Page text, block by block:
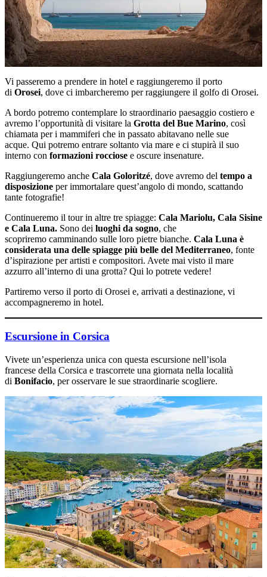
Vi passeremo a prendere in hotel e raggiungeremo il porto
di Orosei, dove ci imbarcheremo per raggiungere il golfo di Orosei.
A bordo potremo contemplare lo straordinario paesaggio costiero e
avremo l’opportunità di visitare la Grotta del Bue Marino, così
chiamata per i mammiferi che in passato abitavano nelle sue
acque. Qui potremo entrare soltanto via mare e ci stupirà il suo
interno con formazioni rocciose e oscure insenature.
Raggiungeremo anche Cala Goloritzé, dove avremo del tempo a
disposizione per immortalare quest’angolo di mondo, scattando
tante fotografie!
Continueremo il tour in altre tre spiagge: Cala Mariolu, Cala Sisine
e Cala Luna. Sono dei luoghi da sogno, che
scopriremo camminando sulle loro pietre bianche. Cala Luna è
considerata una delle spiagge più belle del Mediterraneo, fonte
d’ispirazione per artisti e compositori. Avete mai visto il mare
azzurro all’interno di una grotta? Qui lo potrete vedere!
Partiremo verso il porto di Orosei e, arrivati a destinazione, vi
accompagneremo in hotel.
Escursione in Corsica
Vivete un’esperienza unica con questa escursione nell’isola
francese della Corsica e trascorrete una giornata nella località
di Bonifacio, per osservare le sue straordinarie scogliere.